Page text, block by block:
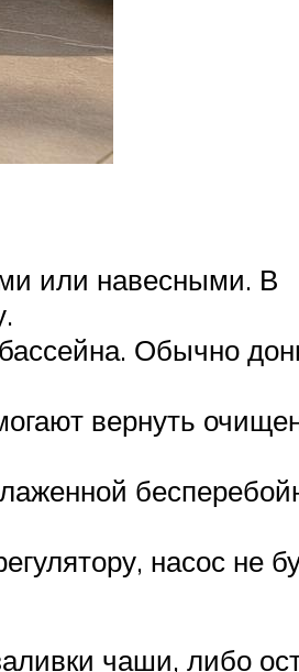
или навесными. В
Обычно
вернуть
насос не
чаши, либо